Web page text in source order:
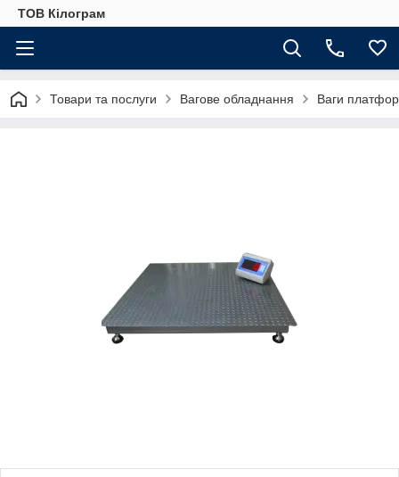
ТОВ Кілограм
Товари та послуги Вагове обладнання Ваги